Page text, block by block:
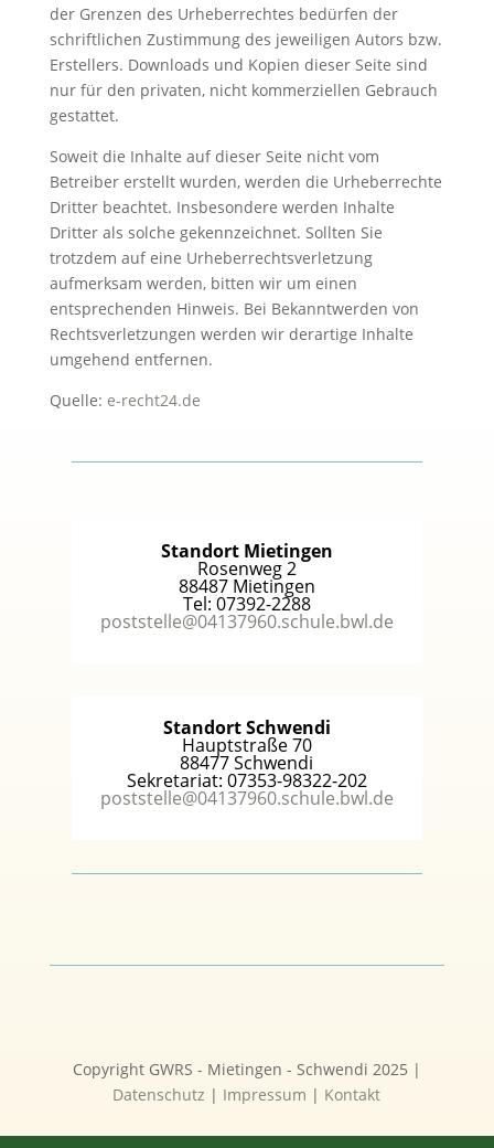
der Grenzen des Urheberrechtes bedürfen der
schriftlichen Zustimmung des jeweiligen Autors bzw.
Erstellers. Downloads und Kopien dieser Seite sind
nur für den privaten, nicht kommerziellen Gebrauch
gestattet.
Soweit die Inhalte auf dieser Seite nicht vom
Betreiber erstellt wurden, werden die Urheberrechte
Dritter beachtet. Insbesondere werden Inhalte
Dritter als solche gekennzeichnet. Sollten Sie
trotzdem auf eine Urheberrechtsverletzung
aufmerksam werden, bitten wir um einen
entsprechenden Hinweis. Bei Bekanntwerden von
Rechtsverletzungen werden wir derartige Inhalte
umgehend entfernen.
Quelle: e-recht24.de
Standort Mietingen
Rosenweg 2
88487 Mietingen
Tel: 07392-2288
poststelle@04137960.schule.bwl.de
Standort Schwendi
Hauptstraße 70
88477 Schwendi
Sekretariat: 07353-98322-202
poststelle@04137960.schule.bwl.de
Copyright GWRS - Mietingen - Schwendi 2025 |
Datenschutz | Impressum | Kontakt